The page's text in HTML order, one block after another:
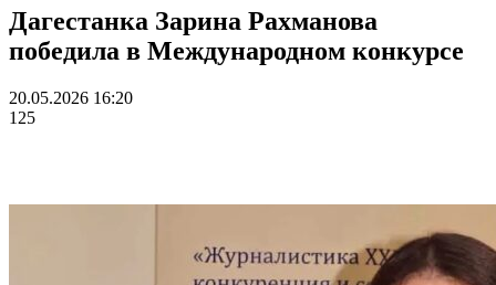
Дагестанка Зарина Рахманова
победила в Международном конкурсе
20.05.2026 16:20
125